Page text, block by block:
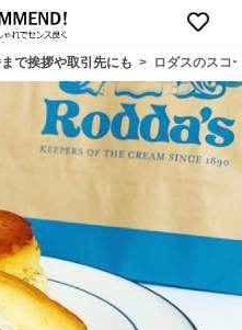
で挨拶や取引先にも > ロダスのスコ